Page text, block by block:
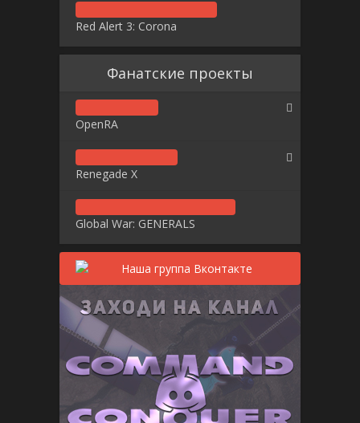
Red Alert 3: Corona
Фанатские проекты
OpenRA
Renegade X
Global War: GENERALS